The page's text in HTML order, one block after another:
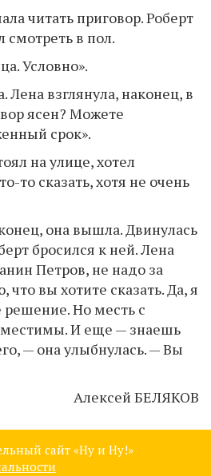
читать приговор. Роберт
смотреть в пол.
Условно».
Лена взглянула, наконец, в
ясен? Можете
срок».
на улице, хотел
то сказать, хотя не очень
она вышла. Двинулась
бросился к ней. Лена
Петров, не надо за
вы хотите сказать. Да, я
решение. Но месть с
И еще — знаешь
— она улыбнулась. — Вы
Алексей БЕЛЯКОВ
сайт «Ну и Ну!»